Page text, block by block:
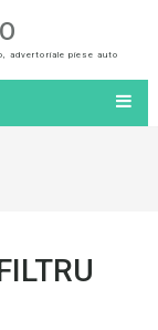
advertoriale piese auto